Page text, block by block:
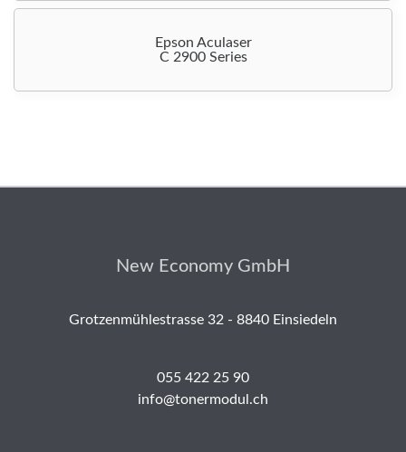
Epson Aculaser
C 2900 Series
New Economy GmbH
Grotzenmühlestrasse 32 - 8840 Einsiedeln
055 422 25 90
info@tonermodul.ch